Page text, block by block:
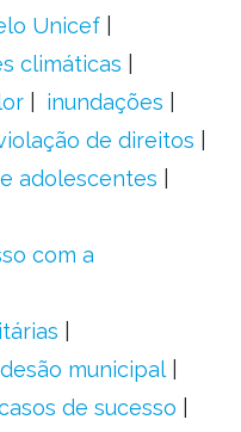
Unicef
climáticas
inundações
de direitos
adolescentes
com a
municipal
de sucesso